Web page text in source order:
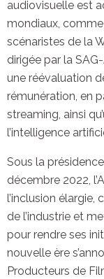
audiovisuelle est
mondiaux,
scénaristes de la
dirigée par la
une réévaluation
rémunération, en
streaming, ainsi
l’intelligence
Sous la
décembre 2022,
l’inclusion
de l’industrie et
pour rendre ses
nouvelle ère
Producteurs de